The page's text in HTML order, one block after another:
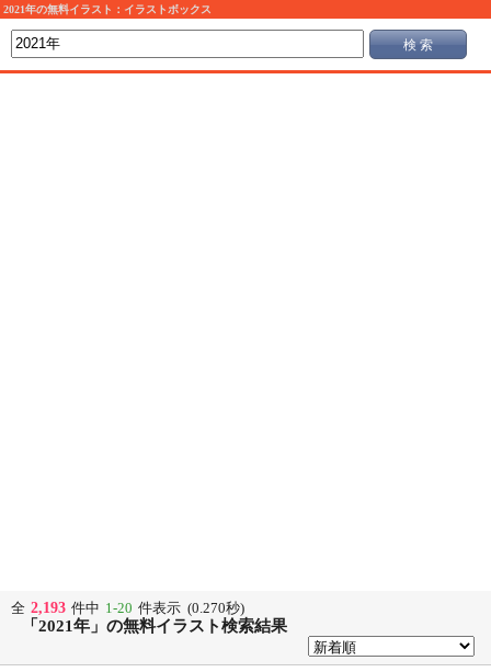
2021年の無料イラスト：イラストボックス
検 索
全 2,193 件中 1-20 件表示 (0.270秒)
「2021年」の無料イラスト検索結果